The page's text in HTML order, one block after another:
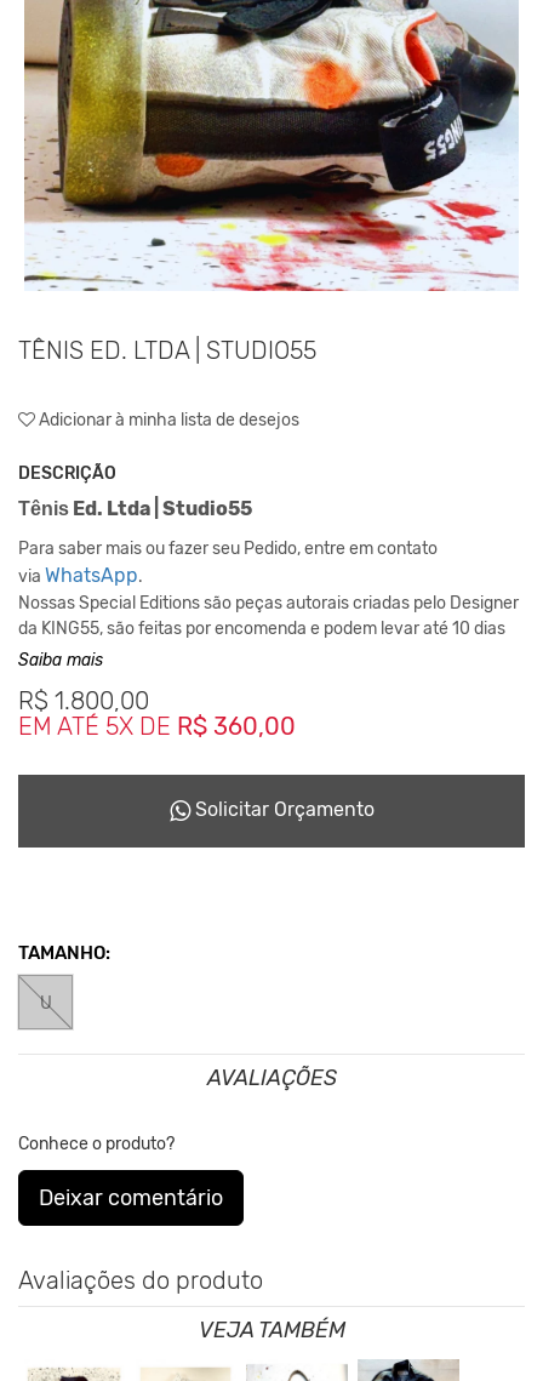
TÊNIS ED. LTDA | STUDIO55
Adicionar à minha lista de desejos
DESCRIÇÃO
Tênis Ed. Ltda | Studio55
Para saber mais ou fazer seu Pedido, entre em contato
via WhatsApp.
Nossas Special Editions são peças autorais criadas pelo Designer
da KING55, são feitas por encomenda e podem levar até 10 dias
para ficarem prontas dependendo da disponiblidade do nosso
Este Conceito da Marca nasceu desde o inicio em 2001,
reciclando tudo que podia para não haver sobras que seriam
Saiba mais
R$ 1.800,00
EM ATÉ 5X DE R$ 360,00
Solicitar Orçamento
TAMANHO:
U
AVALIAÇÕES
Conhece o produto?
Deixar comentário
Avaliações do produto
VEJA TAMBÉM